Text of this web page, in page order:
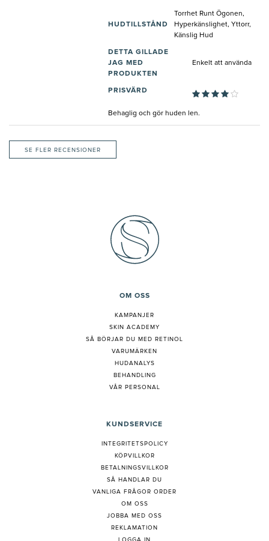
HUDTILLSTÅND
Torrhet Runt Ögonen,
Hyperkänslighet, Yttorr,
Känslig Hud
DETTA GILLADE
JAG MED
PRODUKTEN
Enkelt att använda
PRISVÄRD
Behaglig och gör huden len.
SE FLER RECENSIONER
OM OSS
KAMPANJER
SKIN ACADEMY
SÅ BÖRJAR DU MED RETINOL
VARUMÄRKEN
HUDANALYS
BEHANDLING
VÅR PERSONAL
KUNDSERVICE
INTEGRITETSPOLICY
KÖPVILLKOR
BETALNINGSVILLKOR
SÅ HANDLAR DU
VANLIGA FRÅGOR ORDER
OM OSS
JOBBA MED OSS
REKLAMATION